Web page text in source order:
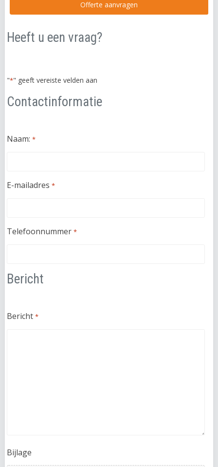
meubelstuk. Enkele veelvoorkomende materialen zijn
hout, MDF, multiplex en metaal. Daarnaast worden ook
materialen hangt af van de stijl, duurzaamheid,
Offerte aanvragen
Heeft u een vraag?
"*" geeft vereiste velden aan
Contactinformatie
Naam: *
E-mailadres *
Telefoonnummer *
Bericht
Bericht *
Bijlage